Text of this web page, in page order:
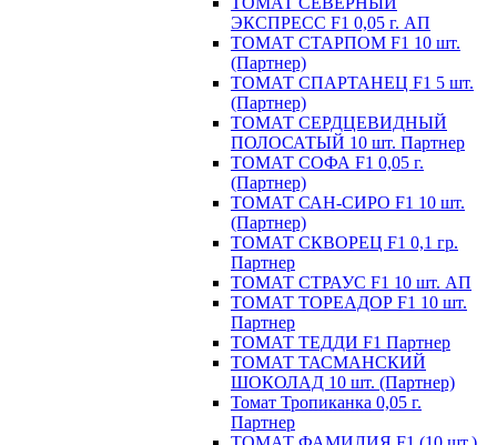
ЭКСПРЕСС F1 0,05 г. АП
ТОМАТ СТАРПОМ F1 10 шт.
(Партнер)
ТОМАТ СПАРТАНЕЦ F1 5 шт.
(Партнер)
ТОМАТ СЕРДЦЕВИДНЫЙ
ПОЛОСАТЫЙ 10 шт. Партнер
ТОМАТ СОФА F1 0,05 г.
(Партнер)
ТОМАТ САН-СИРО F1 10 шт.
(Партнер)
ТОМАТ СКВОРЕЦ F1 0,1 гр.
Партнер
ТОМАТ СТРАУС F1 10 шт. АП
ТОМАТ ТОРЕАДОР F1 10 шт.
Партнер
ТОМАТ ТЕДДИ F1 Партнер
ТОМАТ ТАСМАНСКИЙ
ШОКОЛАД 10 шт. (Партнер)
Томат Тропиканка 0,05 г.
Партнер